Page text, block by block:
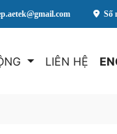
Số
LIÊN HỆ